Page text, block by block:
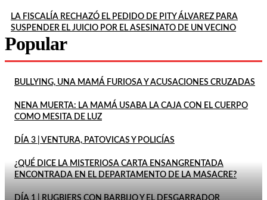
LA FISCALÍA RECHAZÓ EL PEDIDO DE PITY ÁLVAREZ PARA
SUSPENDER EL JUICIO POR EL ASESINATO DE UN VECINO
Popular
BULLYING, UNA MAMÁ FURIOSA Y ACUSACIONES CRUZADAS
NENA MUERTA: LA MAMÁ USABA LA CAJA CON EL CUERPO
COMO MESITA DE LUZ
DÍA 3 | VENTURA, PATOVICAS Y POLICÍAS
¿QUÉ DICE LA MISTERIOSA CARTA ENSANGRENTADA
ENCONTRADA EN EL DEPARTAMENTO DE LA MASACRE?
DÍA 1 | RUGBIERS CON BARBIJO Y EL DESGARRADOR